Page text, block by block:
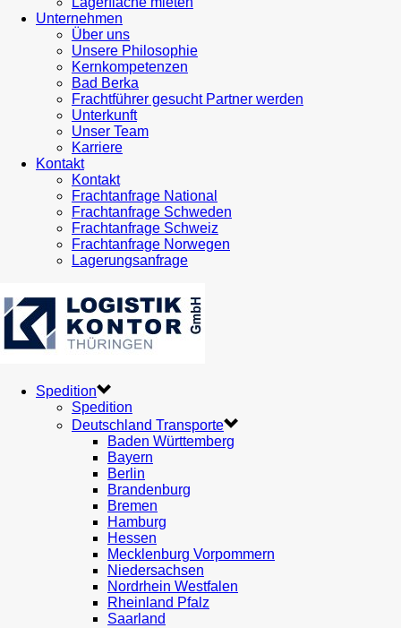
Unternehmen
Über uns
Unsere Philosophie
Kernkompetenzen
Bad Berka
Frachtführer gesucht Partner werden
Unterkunft
Unser Team
Karriere
Kontakt
Kontakt
Frachtanfrage National
Frachtanfrage Schweden
Frachtanfrage Schweiz
Frachtanfrage Norwegen
Lagerungsanfrage
Spedition
Spedition
Deutschland Transporte
Baden Württemberg
Bayern
Berlin
Brandenburg
Bremen
Hamburg
Hessen
Mecklenburg Vorpommern
Niedersachsen
Nordrhein Westfalen
Rheinland Pfalz
Saarland